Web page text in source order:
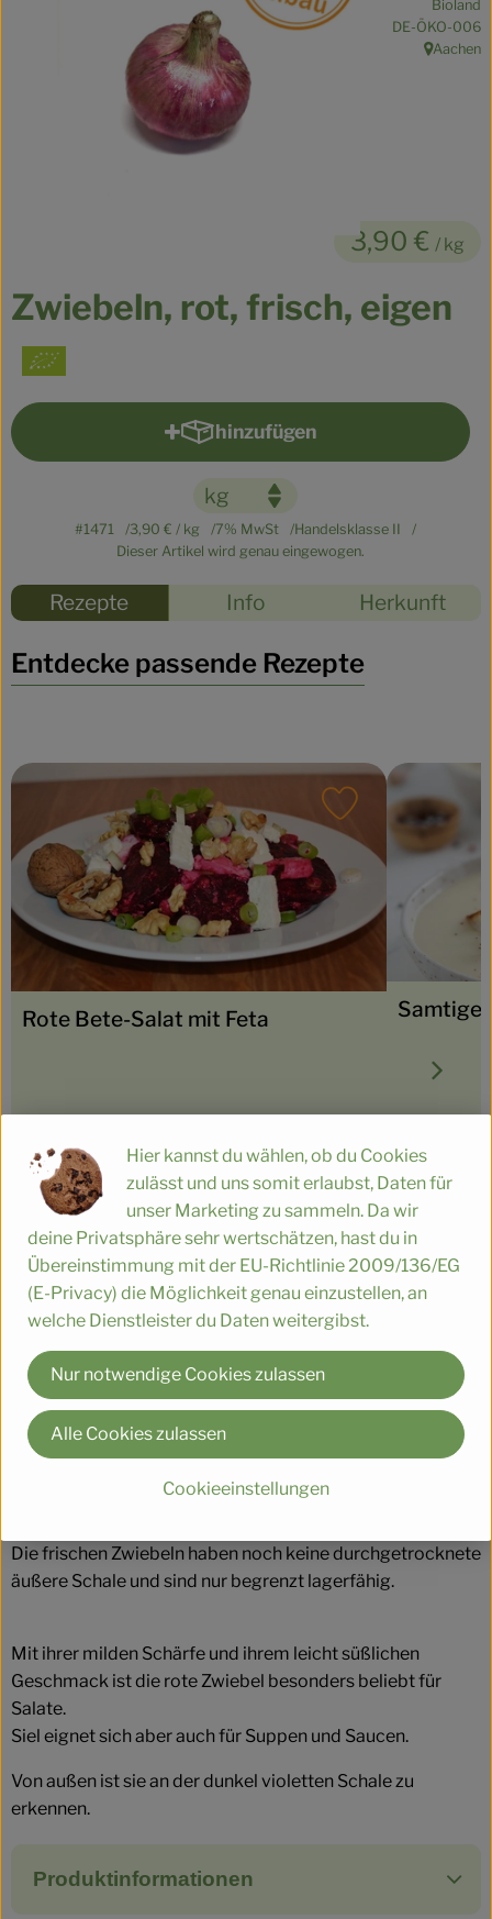
So geht’s
Zwiebeln, rot, frisch, eigen
3,90 € / kg
Bioland
, Kontrollstelle:
DE-ÖKO-006
, Herkunft:
Aachen
hinzufügen
Produkt zum Warenkorb
#1471 3,90 €/ kg 7% MwSt
Handelsklasse II
Dieser Artikel wird genau eingewogen.
Rezepte Info Herkunft
Entdecke passende Rezepte
Rote Bete-Salat mit Feta
Schwierigkeit:
Rezept zu
Samtige
Die frischen Zwiebeln haben noch keine durchgetrocknete
äußere Schale und sind nur begrenzt lagerfähig.
Mit ihrer milden Schärfe und ihrem leicht süßlichen
Geschmack ist die rote Zwiebel besonders beliebt für
Salate.
Siel eignet sich aber auch für Suppen und Saucen.
Von außen ist sie an der dunkel violetten Schale zu
erkennen.
Produktinformationen
Hier kannst du wählen, ob du Cookies
zulässt und uns somit erlaubst, Daten für
unser Marketing zu sammeln. Da wir
deine Privatsphäre sehr wertschätzen, hast du in
Übereinstimmung mit der EU-Richtlinie 2009/136/EG
(E-Privacy) die Möglichkeit genau einzustellen, an
welche Dienstleister du Daten weitergibst.
Cookieeinstellungen
Nur notwendige Cookies zulassen
Alle Cookies zulassen